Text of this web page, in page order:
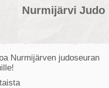
Nurmijärvi Judo
Nurmijärven judoseuran